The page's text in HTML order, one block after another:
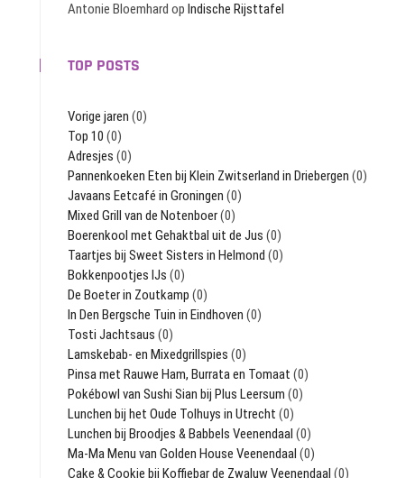
Antonie Bloemhard op Indische Rijsttafel
TOP POSTS
Vorige jaren (0)
Top 10 (0)
Adresjes (0)
Pannenkoeken Eten bij Klein Zwitserland in Driebergen (0)
Javaans Eetcafé in Groningen (0)
Mixed Grill van de Notenboer(0)
Boerenkool met Gehaktbal uit de Jus (0)
Taartjes bij Sweet Sisters in Helmond (0)
Bokkenpootjes IJs (0)
De Boeter in Zoutkamp (0)
In Den Bergsche Tuin in Eindhoven (0)
Tosti Jachtsaus (0)
Lamskebab- en Mixedgrillspies (0)
Pinsa met Rauwe Ham, Burrata en Tomaat (0)
Pokébowl van Sushi Sian bij Plus Leersum (0)
Lunchen bij het Oude Tolhuys in Utrecht (0)
Lunchen bij Broodjes & Babbels Veenendaal (0)
Ma-Ma Menu van Golden House Veenendaal (0)
Cake & Cookie bij Koffiebar de Zwaluw Veenendaal (0)